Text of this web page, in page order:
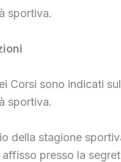
sportiva.
Corsi sono indicati
sportiva.
della stagione
presso la